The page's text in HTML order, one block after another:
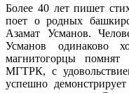
Более 40 лет пишет
поет о родных
Азамат Усманов.
Усманов одинаково
магнитогорцы
МГТРК, с
успешно